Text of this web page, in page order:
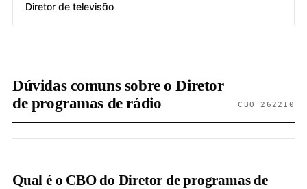
Diretor de televisão
Dúvidas comuns sobre o Diretor
de programas de rádio
CBO 262210
Qual é o CBO do Diretor de programas de